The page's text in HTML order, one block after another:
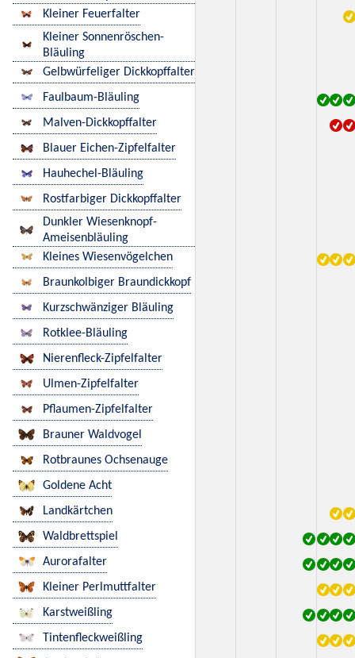
Kleiner Feuerfalter
Kleiner Sonnenröschen-
Bläuling
Gelbwürfeliger Dickkopffalter
Faulbaum-Bläuling
Malven-Dickkopffalter
Blauer Eichen-Zipfelfalter
Hauhechel-Bläuling
Rostfarbiger Dickkopffalter
Dunkler Wiesenknopf-
Ameisenbläuling
Kleines Wiesenvögelchen
Braunkolbiger Braundickkopf
Kurzschwänziger Bläuling
Rotklee-Bläuling
Nierenfleck-Zipfelfalter
Ulmen-Zipfelfalter
Pflaumen-Zipfelfalter
Brauner Waldvogel
Rotbraunes Ochsenauge
Goldene Acht
Landkärtchen
Waldbrettspiel
Aurorafalter
Kleiner Perlmuttfalter
Karstweißling
Tintenfleckweißling